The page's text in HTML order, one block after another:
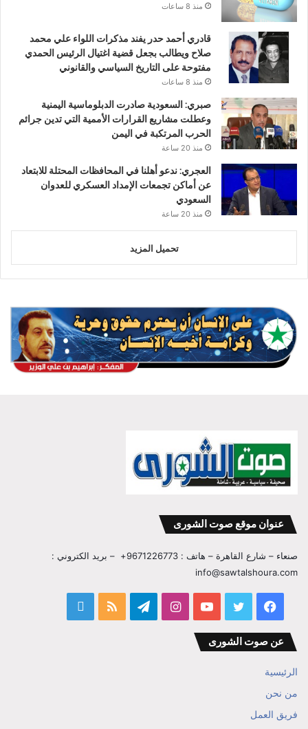
منذ 8 ساعات
قادري أحمد حدر يفند مذكرات اللواء علي محمد
صلاح ويطالب بجعل قضية اغتيال الرئيس الحمدي
مفتوحة على التاريخ السياسي والقانوني
منذ 8 ساعات
صبري: السعودية صادرت الدبلوماسية اليمنية
وعطلت مشاريع القرارات الأممية التي تدين جرائم
الحرب المرتكبة في اليمن
منذ 20 ساعة
العجري: ندعو أهلنا في المحافظات المحتلة للابتعاد
عن أماكن تجمعات الإمداد العسكري للعدوان
السعودي
منذ 20 ساعة
تحميل المزيد
عنوان موقع صوت الشورى
صنعاء – شارع القاهرة – هاتف : 9671226773+ – بريد الكتروني :
info@sawtalshoura.com
فيسبوك تويتر يوتيوب انستقرامتيلقرام ملخص
عن صوت الشورى
الرئيسية
من نحن
فريق العمل